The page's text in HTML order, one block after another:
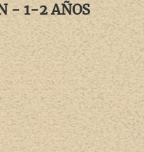
- 1-2 AÑOS